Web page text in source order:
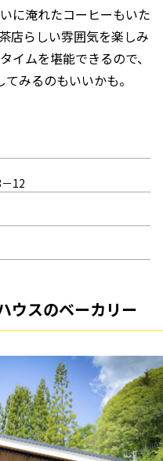
に淹れたコーヒーもいた
店らしい雰囲気を楽しみ
イムを堪能できるので、
みるのもいいかも。
12
ウスのベーカリー